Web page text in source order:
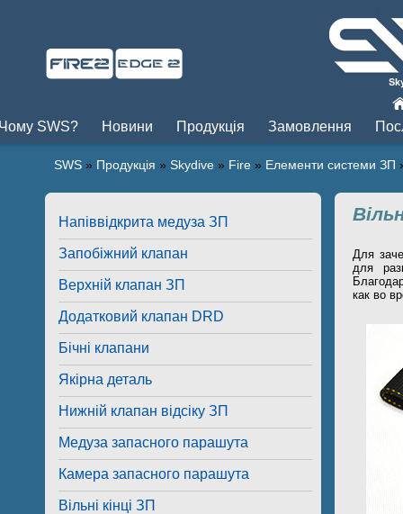
SWS? Новини Продукція Замовлення
SWS » Продукція » Skydive » Fire » Елементи системи ЗП
Напіввідкрита медуза ЗП
Запобіжний клапан
Верхній клапан ЗП
Додатковий клапан DRD
Бічні клапани
Якірна деталь
Нижній клапан відсіку ЗП
Медуза запасного парашута
Камера запасного парашута
Вільні кінці ЗП
Для
для
как во